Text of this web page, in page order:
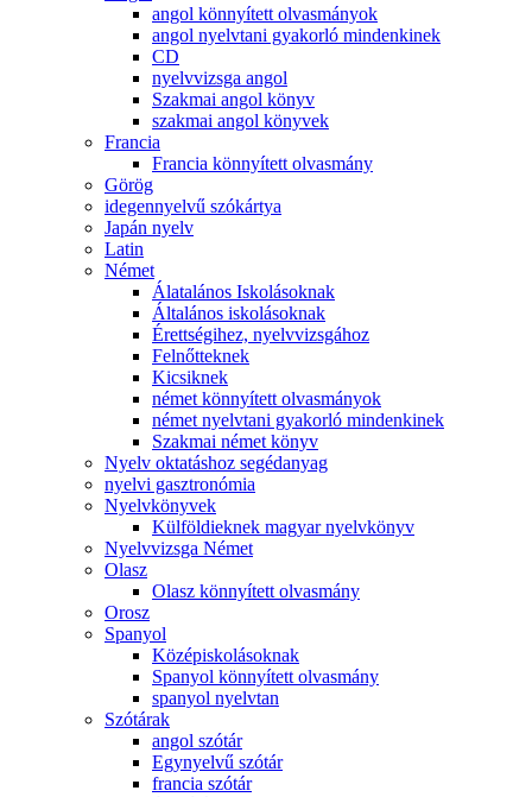
angol könnyített olvasmányok
angol nyelvtani gyakorló mindenkinek
CD
nyelvvizsga angol
Szakmai angol könyv
szakmai angol könyvek
Francia
Francia könnyített olvasmány
Görög
idegennyelvű szókártya
Japán nyelv
Latin
Német
Álatalános Iskolásoknak
Általános iskolásoknak
Érettségihez, nyelvvizsgához
Felnőtteknek
Kicsiknek
német könnyített olvasmányok
német nyelvtani gyakorló mindenkinek
Szakmai német könyv
Nyelv oktatáshoz segédanyag
nyelvi gasztronómia
Nyelvkönyvek
Külföldieknek magyar nyelvkönyv
Nyelvvizsga Német
Olasz
Olasz könnyített olvasmány
Orosz
Spanyol
Középiskolásoknak
Spanyol könnyített olvasmány
spanyol nyelvtan
Szótárak
angol szótár
Egynyelvű szótár
francia szótár